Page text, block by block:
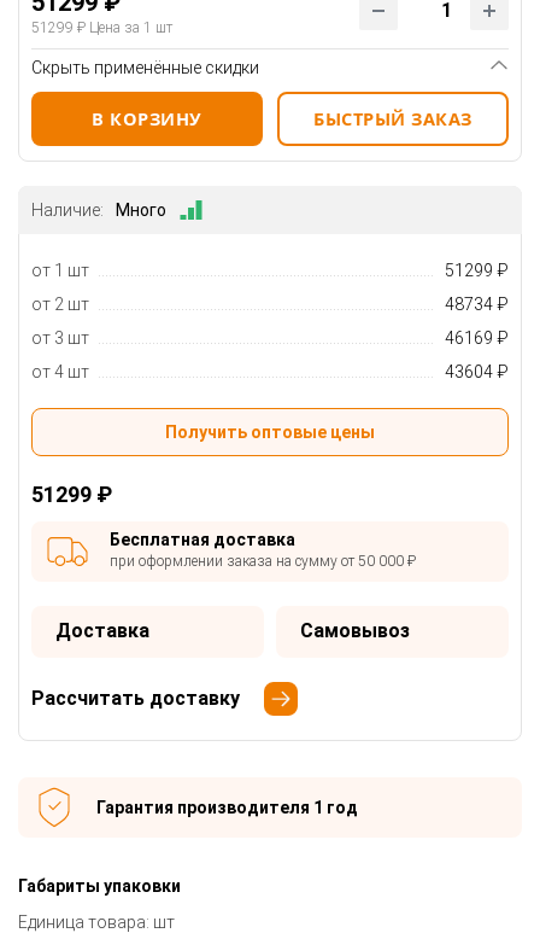
51299 ₽ Цена за 1 шт
Скрыть применённые скидки
В КОРЗИНУ БЫСТРЫЙ ЗАКАЗ
Наличие: Много
от 1 шт
51299 ₽
от 2 шт
48734 ₽
от 3 шт
46169 ₽
от 4 шт
43604 ₽
Получить оптовые цены
51299 ₽
Бесплатная доставка
при оформлении заказа на сумму от 50 000 ₽
Доставка Самовывоз
Рассчитать доставку
Гарантия производителя 1 год
Габариты упаковки
Единица товара: шт